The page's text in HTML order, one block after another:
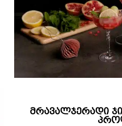
მრავალჯერადი